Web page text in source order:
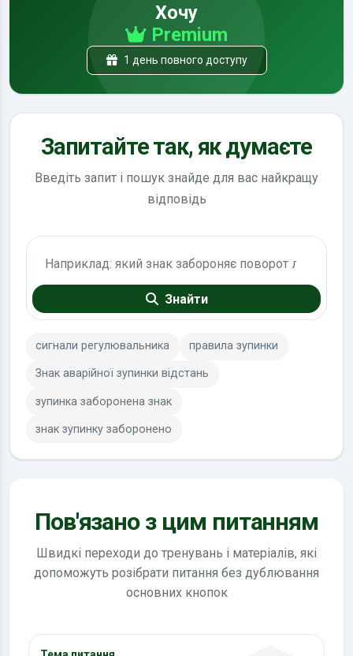
Хочу
Premium
1 день повного доступу
Запитайте так, як думаєте
Введіть запит і пошук знайде для вас найкращу
відповідь
Знайти
сигнали регулювальника правила зупинки
Знак аварійної зупинки відстань
зупинка заборонена знак
знак зупинку заборонено
Пов'язано з цим питанням
Швидкі переходи до тренувань і матеріалів, які
допоможуть розібрати питання без дублювання
основних кнопок